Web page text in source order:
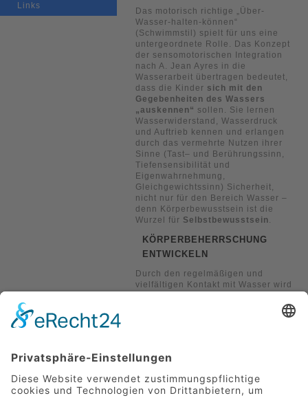
Links
Das motorisch richtige „Über-
Wasser-halten-können“
(Schwimmstil) spielt für uns eine
untergeordnete Rolle. Das Konzept
der sensomotorischen Integration
nach A. Jean Ayres in die
Wasserarbeit übertragen bedeutet,
dass die Kinder sich mit den
Gegebenheiten des Wassers
„auskennen“ sollen. Sie lernen
Wasserwiderstand, Wasserdruck
und Auftrieb kennen und erlangen
durch das vermehrte Nutzen ihrer
Sinne (Tast– und Berührungssinn,
Tiefensensibilität und
Eigenwahrnehmung,
Gleichgewichtssinn) Sicherheit,
nicht nur für den Bereich Wasser –
denn Körperbewusstsein ist die
Wurzel für Selbstbewusstsein
KÖRPERBEHERRSCHUNG
ENTWICKELN
Durch den regelmäßigen und
vielfältigen Kontakt mit Wasser wird
Körperbewusstsein, eine schnelle
verbessert –
ihren Körper zu kontrollieren und
bewusst einzusetzen.